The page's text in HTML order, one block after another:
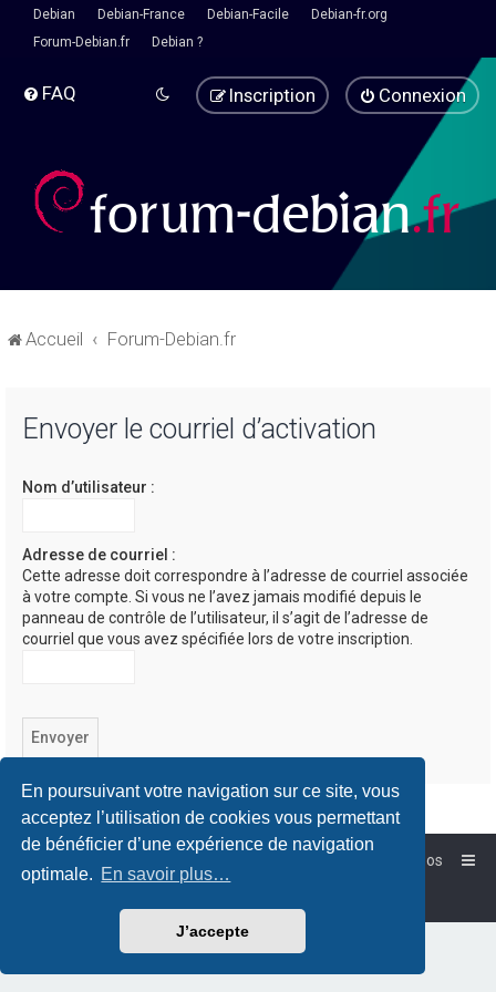
En poursuivant votre navigation sur ce site, vous
acceptez l’utilisation de cookies vous permettant
de bénéficier d’une expérience de navigation
optimale. En savoir plus…
J’accepte
Debian Debian-France Debian-Facile
Debian-fr.org
Forum-Debian.fr
Debian ?
FAQ Connexion
Inscription
Accueil Forum-Debian.fr
Envoyer le courriel d’activation
Nom d’utilisateur :
Adresse de courriel :
Cette adresse doit correspondre à l’adresse de courriel associée
à votre compte. Si vous ne l’avez jamais modifié depuis le
panneau de contrôle de l’utilisateur, il s’agit de l’adresse de
courriel que vous avez spécifiée lors de votre inscription.
Forum-Debian.fr
À propos
Powered byphpBB™